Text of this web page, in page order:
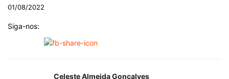
01/08/2022
Siga-nos:
Celeste Almeida Gonçalves